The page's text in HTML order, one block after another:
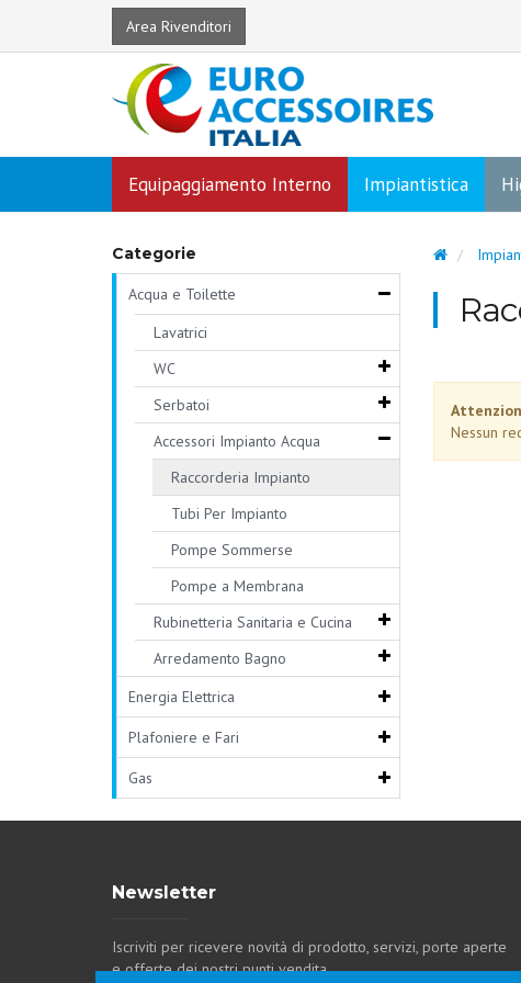
Area Rivenditori
Equipaggiamento Interno Impiantistica
Categorie
Acqua e Toilette
Lavatrici
WC
Serbatoi
Accessori Impianto Acqua
Raccorderia Impianto
Tubi Per Impianto
Pompe Sommerse
Pompe a Membrana
Rubinetteria Sanitaria e Cucina
Arredamento Bagno
Energia Elettrica
Plafoniere e Fari
Gas
Nessun
Newsletter
Iscriviti per ricevere novità di prodotto, servizi, porte aperte
e offerte dei nostri punti vendita.